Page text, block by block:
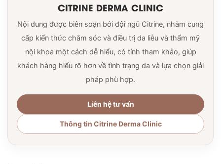
CITRINE DERMA CLINIC
Nội dung được biên soạn bởi đội ngũ Citrine, nhằm cung
cấp kiến thức chăm sóc và điều trị da liễu và thẩm mỹ
nội khoa một cách dễ hiểu, có tính tham khảo, giúp
khách hàng hiểu rõ hơn về tình trạng da và lựa chọn giải
pháp phù hợp.
Liên hệ tư vấn
Thông tin Citrine Derma Clinic